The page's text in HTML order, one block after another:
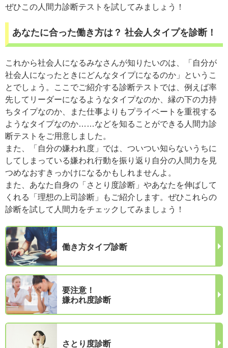
ぜひこの人間力診断テストを試してみましょう！
あなたに合った働き方は？ 社会人タイプを診断！
これから社会人になるみなさんが知りたいのは、「自分が
社会人になったときにどんなタイプになるのか」というこ
とでしょう。ここでご紹介する診断テストでは、例えば率
先してリーダーになるようなタイプなのか、縁の下の力持
ちタイプなのか、また仕事よりもプライベートを重視する
ようなタイプなのか……などを知ることができる人間力診
断テストをご用意しました。
また、「自分の嫌われ度」では、ついつい知らないうちに
してしまっている嫌われ行動を振り返り自分の人間力を見
つめなおすきっかけになるかもしれませんよ。
また、あなた自身の「さとり度診断」やあなたを伸ばして
くれる「理想の上司診断」もご紹介します。ぜひこれらの
診断を試して人間力をチェックしてみましょう！
働き方タイプ診断
要注意！
嫌われ度診断
さとり度診断